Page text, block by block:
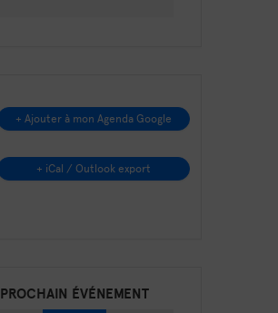
+ Ajouter à mon Agenda Google
+ iCal / Outlook export
PROCHAIN ÉVÉNEMENT